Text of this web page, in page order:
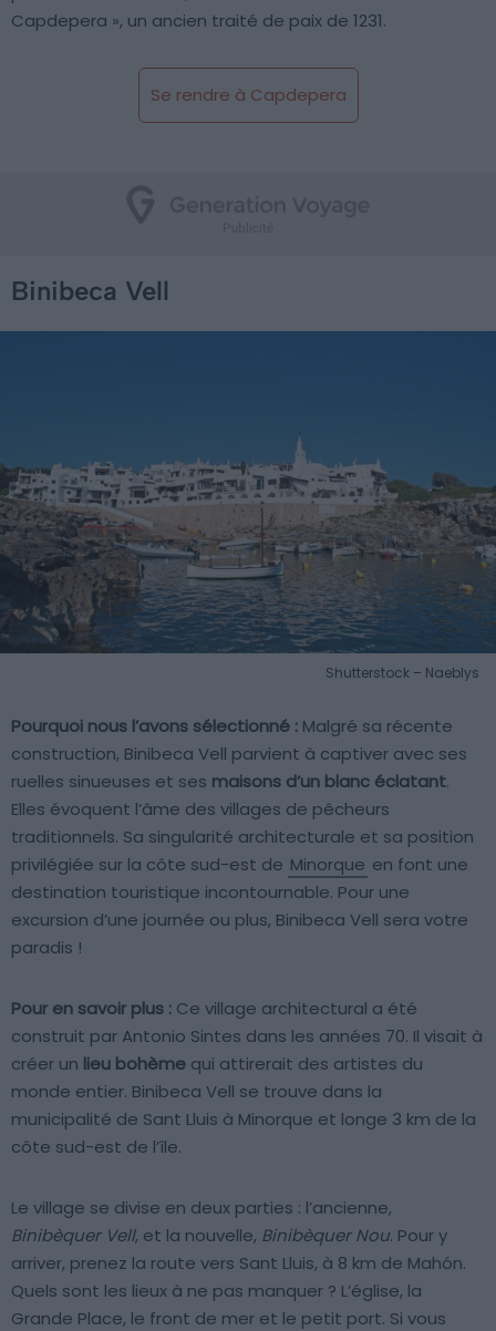
Capdepera », un ancien traité de paix de 1231.
Se rendre à Capdepera
Binibeca Vell
Shutterstock – Naeblys
Pourquoi nous l’avons sélectionné : Malgré sa récente
construction, Binibeca Vell parvient à captiver avec ses
ruelles sinueuses et ses maisons d’un blanc éclatant.
Elles évoquent l’âme des villages de pêcheurs
traditionnels. Sa singularité architecturale et sa position
privilégiée sur la côte sud-est de Minorque en font une
destination touristique incontournable. Pour une
excursion d’une journée ou plus, Binibeca Vell sera votre
paradis !
Pour en savoir plus : Ce village architectural a été
construit par Antonio Sintes dans les années 70. Il visait à
créer un lieu bohème qui attirerait des artistes du
monde entier. Binibeca Vell se trouve dans la
municipalité de Sant Lluis à Minorque et longe 3 km de la
côte sud-est de l’île.
Le village se divise en deux parties : l’ancienne,
Binibèquer Vell, et la nouvelle, Binibèquer Nou. Pour y
arriver, prenez la route vers Sant Lluis, à 8 km de Mahón.
Quels sont les lieux à ne pas manquer ? L’église, la
Grande Place, le front de mer et le petit port. Si vous